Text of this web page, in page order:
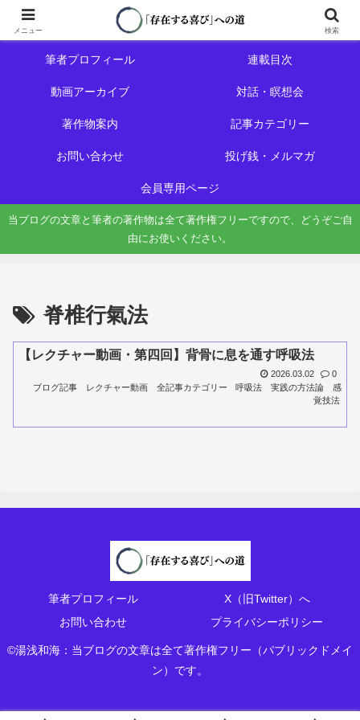
初めての方へ
筆者プロフィール 連載目次
動画アーカイブ 対話・瞑想会
著作物案内 記事カテゴリー
お問い合わせ 投げ銭・メルマガ
会員専用ページ
当ブログの文章と筆者の著作物は全て著作権フリーですので、どうぞご自
由にお使いください。
脊椎行氣法
【レクチャー動画・第四回】背骨に息を通す呼吸法
2026.03.02
0
ブログ記事
レクチャー動画 全記事カテゴリー 呼吸法 実践の方法論
感
覚技法
筆者プロフィール
X（旧Twitter）へ
お問い合わせ
プライバシーポリシー
©湯浅和海：当ブログの文章は全て著作権フリー（パブリックドメイ
ン）です。
メニュー 検索